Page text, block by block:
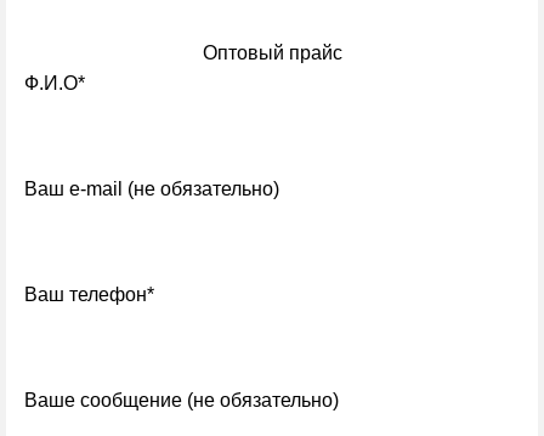
Оптовый прайс
Ф.И.О*
Ваш e-mail (не обязательно)
Ваш телефон*
Ваше сообщение (не обязательно)